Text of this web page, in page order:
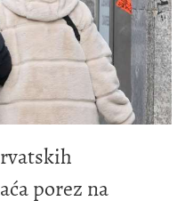
porez na